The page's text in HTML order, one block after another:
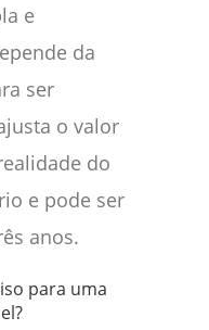
e
da
ser
o valor
do
e pode ser
anos.
para uma